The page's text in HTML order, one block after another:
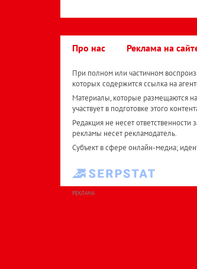
Про нас Реклама на
При полном или частичном
которых содержится ссылка на
Материалы, которые размещаются
участвует в подготовке этого
Редакция не несет
рекламы несет рекламодатель.
Субъект в сфере онлайн-медиа;
РЕКЛАМА